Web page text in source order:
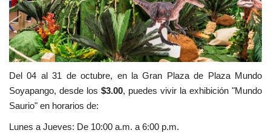
Del 04 al 31 de octubre, en la Gran Plaza de Plaza Mundo
Soyapango, desde los $3.00, puedes vivir la exhibición "Mundo
Saurio" en horarios de:
Lunes a Jueves: De 10:00 a.m. a 6:00 p.m.